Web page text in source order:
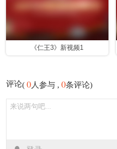
《仁王3》新视频1
评论( 0人参与 , 0条评论)